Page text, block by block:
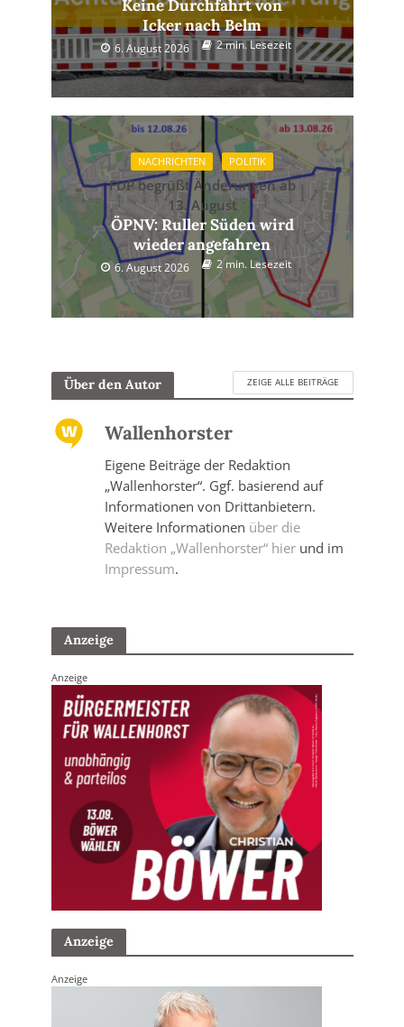
Keine Durchfahrt von
Icker nach Belm
6. August 2026 2 min. Lesezeit
NACHRICHTEN POLITIK
FDP begrüßt Änderungen ab
13. August
ÖPNV: Ruller Süden wird
wieder angefahren
6. August 2026 2 min. Lesezeit
Über den Autor ZEIGE ALLE BEITRÄGE
Wallenhorster
Eigene Beiträge der Redaktion
„Wallenhorster“. Ggf. basierend auf
Informationen von Drittanbietern.
Weitere Informationen über die
Redaktion „Wallenhorster“ hierund im
Impressum.
Anzeige
Anzeige
Anzeige
Anzeige